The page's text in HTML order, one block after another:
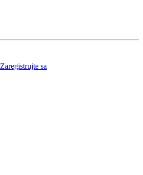
Zaregistrujte sa